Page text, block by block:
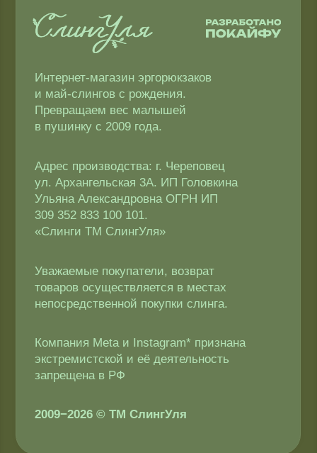
Уважаемые покупатели, возврат
непосредственной покупки слинга.
Компания Meta и Instagram* признана
экстремистской и её деятельность
запрещена в РФ
309 352 833 100 101.
«Слинги ТМ СлингУля»
Публичная оферта
Соглашение об использовании Cookie-файлов